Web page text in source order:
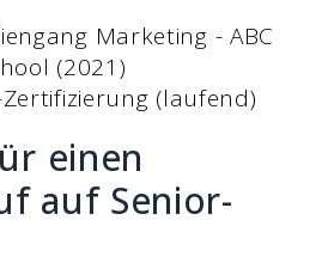
Marketing - ABC
(2021)
Zertifizierung (laufend)
einen
auf Senior-